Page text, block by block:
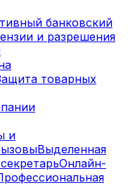
банковский
и разрешения
товарных
и
Выделенная
Онлайн-